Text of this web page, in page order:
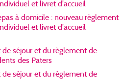
et livret d'accueil
à domicile : nouveau règlement
et livret d'accueil
séjour et du règlement de
des Paters
séjour et du règlement de